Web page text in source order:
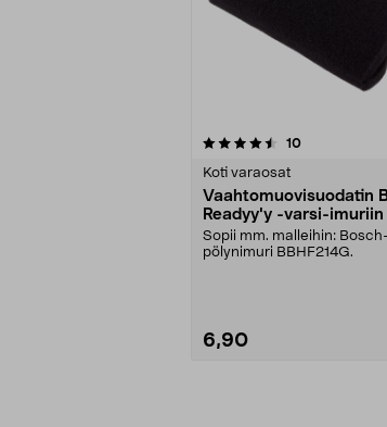
10arvostelut
Koti varaosat
Vaahtomuovisuodatin
Readyy'y -varsi-imuriin
Sopii mm. malleihin: Bosch-
pölynimuri BBHF214G.
6,90
4.0viidestä